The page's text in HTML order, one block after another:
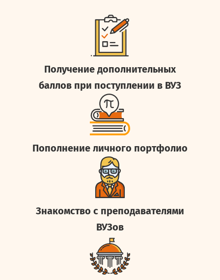
Получение дополнительных
баллов при поступлении в ВУЗ
Пополнение личного портфолио
Знакомство с преподавателями
ВУЗов